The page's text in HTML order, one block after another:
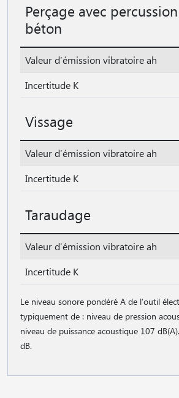
Perçage avec
béton
Valeur d′émission vibratoire ah
Incertitude K
Vissage
Valeur d′émission vibratoire ah
Incertitude K
Taraudage
Valeur d′émission vibratoire ah
Incertitude K
Le niveau sonore pondéré A de l′outil
typiquement de : niveau de pression
niveau de puissance acoustique 107
dB.